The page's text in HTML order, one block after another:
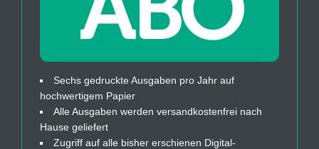
Sechs gedruckte Ausgaben pro Jahr auf
hochwertigem Papier
Alle Ausgaben werden versandkostenfrei nach
Hause geliefert
Zugriff auf alle bisher erschienen Digital-